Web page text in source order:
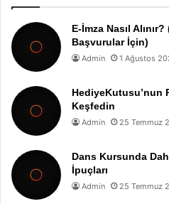
E-İmza Nasıl
Başvurular İçin)
Admin 1 Ağustos
HediyeKutusu’nun
Keşfedin
Admin 25 Temmuz
Dans Kursunda
İpuçları
Admin 25 Temmuz